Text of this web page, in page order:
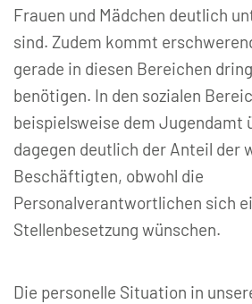
Frauen und Mädchen deutlich
sind. Zudem kommt
gerade in diesen Bereichen
benötigen. In den sozialen
beispielsweise dem Jugendamt
dagegen deutlich der Anteil der
Beschäftigten, obwohl die
Personalverantwortlichen sich
Stellenbesetzung wünschen.
Die personelle Situation in